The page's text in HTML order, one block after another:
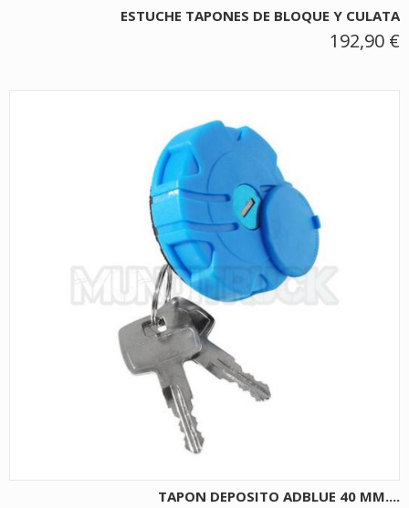
ESTUCHE TAPONES DE BLOQUE Y CULATA
192,90 €
TAPON DEPOSITO ADBLUE 40 MM....